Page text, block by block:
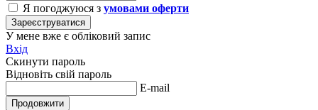
Я погоджуюся з умовами оферти
Зареєструватися
У мене вже є обліковий запис
Вхід
Скинути пароль
Відновіть свій пароль
E-mail
Продовжити